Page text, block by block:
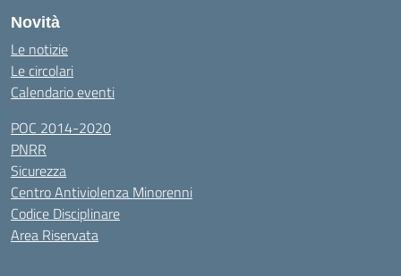
Novità
Le notizie
Le circolari
Calendario eventi
POC 2014-2020
PNRR
Sicurezza
Centro Antiviolenza Minorenni
Codice Disciplinare
Area Riservata